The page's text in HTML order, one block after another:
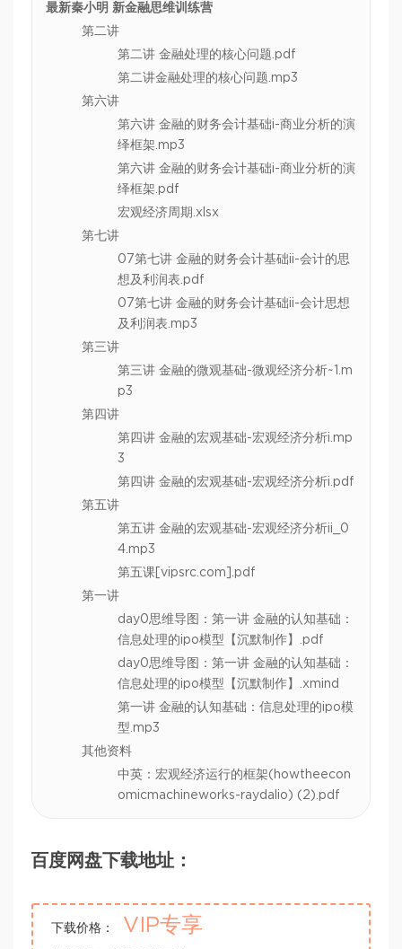
最新秦小明 新金融思维训练营
第二讲
第二讲 金融处理的核心问题.pdf
第二讲金融处理的核心问题.mp3
第六讲
第六讲 金融的财务会计基础i-商业分析的演
绎框架.mp3
第六讲 金融的财务会计基础i-商业分析的演
绎框架.pdf
宏观经济周期.xlsx
第七讲
07第七讲 金融的财务会计基础ii-会计的思
想及利润表.pdf
07第七讲 金融的财务会计基础ii-会计思想
及利润表.mp3
第三讲
第三讲 金融的微观基础-微观经济分析~1.m
p3
第四讲
第四讲 金融的宏观基础-宏观经济分析i.mp
3
第四讲 金融的宏观基础-宏观经济分析i.pdf
第五讲
第五讲 金融的宏观基础-宏观经济分析ii_0
4.mp3
第五课[vipsrc.com].pdf
第一讲
day0思维导图：第一讲 金融的认知基础：
信息处理的ipo模型【沉默制作】.pdf
day0思维导图：第一讲 金融的认知基础：
信息处理的ipo模型【沉默制作】.xmind
第一讲 金融的认知基础：信息处理的ipo模
型.mp3
其他资料
中英：宏观经济运行的框架(howtheecon
omicmachineworks-raydalio) (2).pdf
百度网盘下载地址：
下载价格： VIP专享